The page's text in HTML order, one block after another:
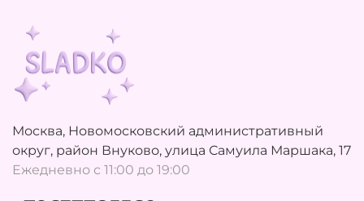
Москва, Новомосковский административный
округ, район Внуково, улица Самуила Маршака, 17
Ежедневно с 11:00 до 19:00